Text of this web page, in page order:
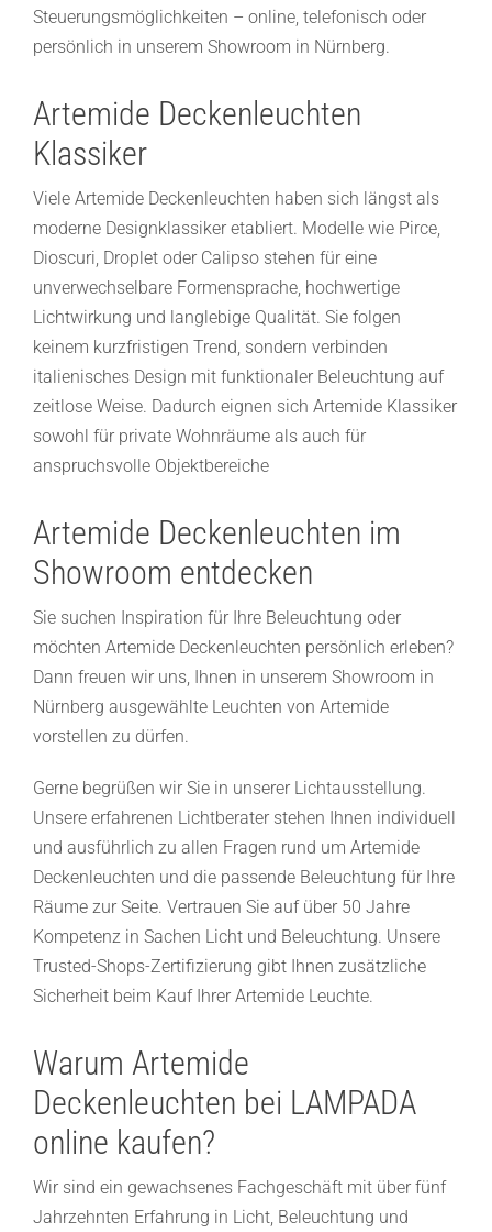
Steuerungsmöglichkeiten – online, telefonisch oder
persönlich in unserem Showroom in Nürnberg.
Artemide Deckenleuchten
Klassiker
Viele Artemide Deckenleuchten haben sich längst als
moderne Designklassiker etabliert. Modelle wie Pirce,
Dioscuri, Droplet oder Calipso stehen für eine
unverwechselbare Formensprache, hochwertige
Lichtwirkung und langlebige Qualität. Sie folgen
keinem kurzfristigen Trend, sondern verbinden
italienisches Design mit funktionaler Beleuchtung auf
zeitlose Weise. Dadurch eignen sich Artemide Klassiker
sowohl für private Wohnräume als auch für
anspruchsvolle Objektbereiche
Artemide Deckenleuchten im
Showroom entdecken
Sie suchen Inspiration für Ihre Beleuchtung oder
möchten Artemide Deckenleuchten persönlich erleben?
Dann freuen wir uns, Ihnen in unserem Showroom in
Nürnberg ausgewählte Leuchten von Artemide
vorstellen zu dürfen.
Gerne begrüßen wir Sie in unserer Lichtausstellung.
Unsere erfahrenen Lichtberater stehen Ihnen individuell
und ausführlich zu allen Fragen rund um Artemide
Deckenleuchten und die passende Beleuchtung für Ihre
Räume zur Seite. Vertrauen Sie auf über 50 Jahre
Kompetenz in Sachen Licht und Beleuchtung. Unsere
Trusted-Shops-Zertifizierung gibt Ihnen zusätzliche
Sicherheit beim Kauf Ihrer Artemide Leuchte.
Warum Artemide
Deckenleuchten bei LAMPADA
online kaufen?
Wir sind ein gewachsenes Fachgeschäft mit über fünf
Jahrzehnten Erfahrung in Licht, Beleuchtung und